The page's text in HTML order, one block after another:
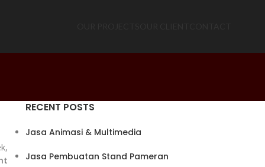
RECENT POSTS
Jasa Animasi & Multimedia
Jasa Pembuatan Stand Pameran